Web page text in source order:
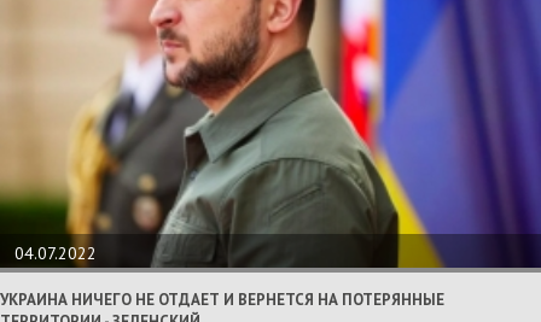
04.07.2022
УКРАИНА НИЧЕГО НЕ ОТДАЕТ И ВЕРНЕТСЯ НА ПОТЕРЯННЫЕ